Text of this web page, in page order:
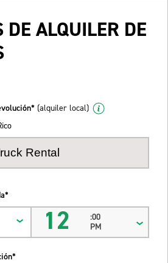
DE ALQUILER DE
(alquiler local)
12
:00
PM